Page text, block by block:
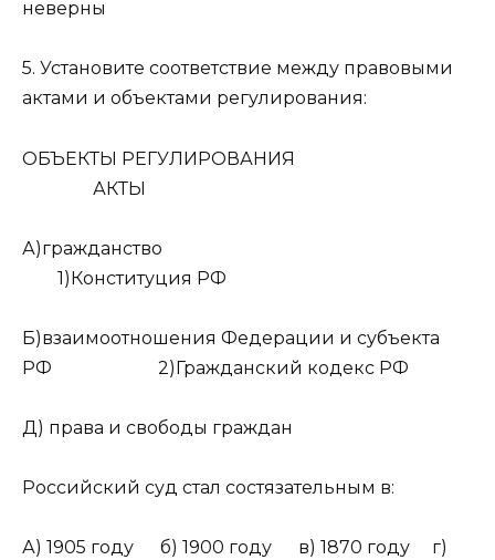
неверны
5. Установите соответствие между правовыми
актами и объектами регулирования:
ОБЪЕКТЫ РЕГУЛИРОВАНИЯ
АКТЫ
А)гражданство
1)Конституция РФ
Б)взаимоотношения Федерации и субъекта
РФ 2)Гражданский кодекс РФ
Д) права и свободы граждан
Российский суд стал состязательным в:
А) 1905 году б) 1900 году в) 1870 году г)